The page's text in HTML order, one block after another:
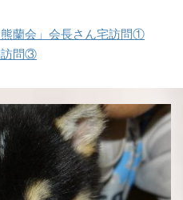
蘭会」会長さん宅訪問①
訪問③